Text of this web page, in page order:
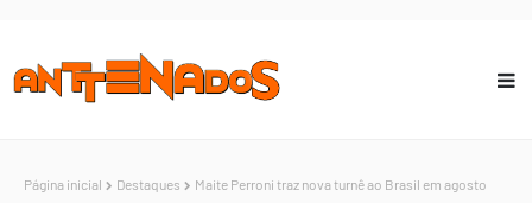
Página inicial Destaques Maite Perroni traz nova turnê ao Brasil em agosto